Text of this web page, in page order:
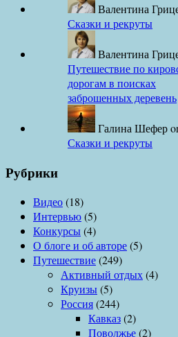
Валентина
Сказки и рекруты
Валентина
Путешествие по
дорогам в поисках
заброшенных деревень
Галина Шефер
Сказки и рекруты
Рубрики
Видео(18)
Интервью(5)
Конкурсы(4)
О блоге и об авторе(5)
Путешествие(249)
Активный отдых(4)
Круизы(5)
Россия(244)
Кавказ(2)
Поволжье(2)